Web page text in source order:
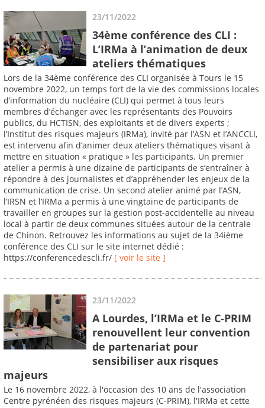
23/11/2022
34ème conférence des CLI :
L’IRMa à l’animation de deux
ateliers thématiques
Lors de la 34ème conférence des CLI organisée à Tours le 15
novembre 2022, un temps fort de la vie des commissions locales
d’information du nucléaire (CLI) qui permet à tous leurs
membres d’échanger avec les représentants des Pouvoirs
publics, du HCTISN, des exploitants et de divers experts ;
l’Institut des risques majeurs (IRMa), invité par l’ASN et l’ANCCLI,
est intervenu afin d’animer deux ateliers thématiques visant à
mettre en situation « pratique » les participants. Un premier
atelier a permis à une dizaine de participants de s’entraîner à
répondre à des journalistes et d’appréhender les enjeux de la
communication de crise. Un second atelier animé par l’ASN,
l’IRSN et l’IRMa a permis à une vingtaine de participants de
travailler en groupes sur la gestion post-accidentelle au niveau
local à partir de deux communes situées autour de la centrale
de Chinon. Retrouvez les informations au sujet de la 34ième
conférence des CLI sur le site internet dédié :
https://conferencedescli.fr/ [ voir le site ]
23/11/2022
A Lourdes, l’IRMa et le C-PRIM
renouvellent leur convention
de partenariat pour
sensibiliser aux risques
majeurs
Le 16 novembre 2022, à l'occasion des 10 ans de l'association
Centre pyrénéen des risques majeurs (C-PRIM), l'IRMa et cette